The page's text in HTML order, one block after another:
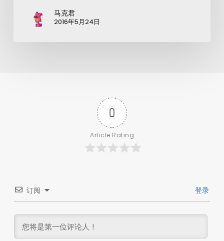
马克君
2016年5月24日
0
Article Rating
订阅 登录